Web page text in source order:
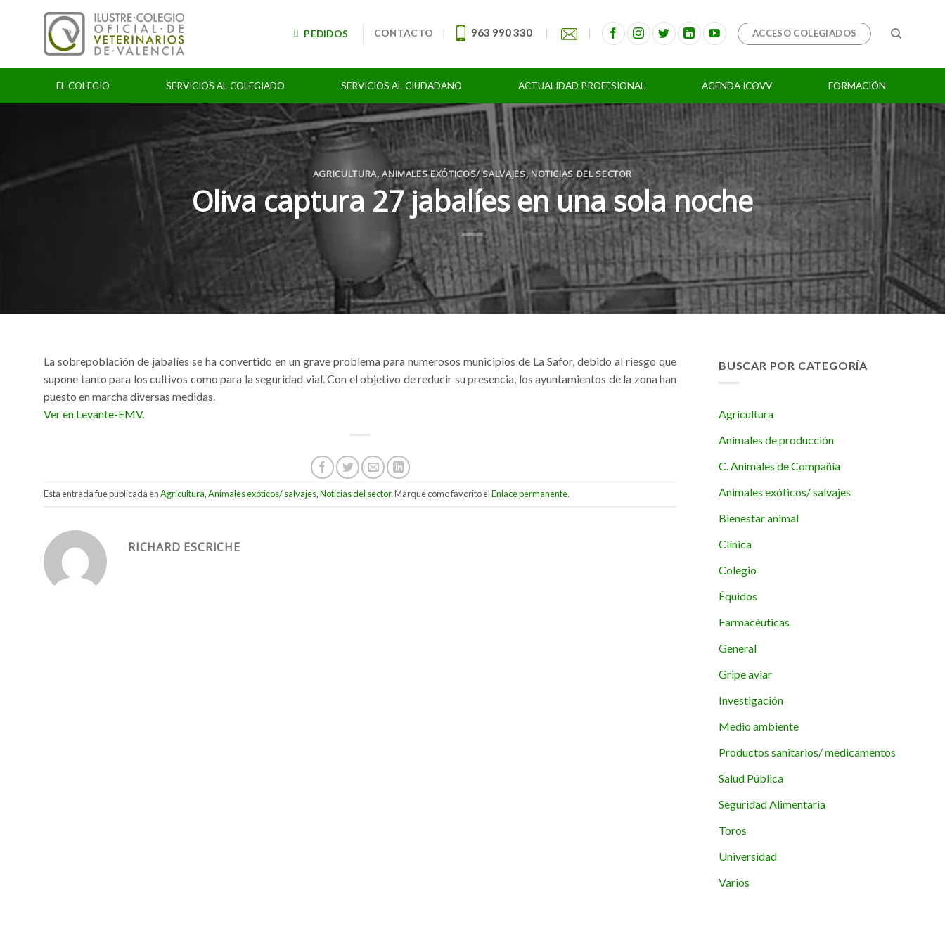
PEDIDOS CONTACTO | 963 990 330 | | ACCESO COLEGIADOS
EL COLEGIO SERVICIOS AL COLEGIADO SERVICIOS AL CIUDADANO ACTUALIDAD PROFESIONAL AGENDA ICOVV FORMACIÓN
AGRICULTURA,ANIMALES EXÓTICOS/ SALVAJES,NOTICIAS DEL SECTOR
Oliva captura 27 jabalíes en una sola noche
La sobrepoblación de jabalíes se ha convertido en un grave problema para numerosos municipios de La Safor, debido al riesgo que
supone tanto para los cultivos como para la seguridad vial. Con el objetivo de reducir su presencia, los ayuntamientos de la zona han
puesto en marcha diversas medidas.
Ver en Levante-EMV.
Esta entrada fue publicada enAgricultura,Animales exóticos/ salvajes,Noticias del sector. Marque como favorito elEnlace permanente.
RICHARD ESCRICHE
BUSCAR POR CATEGORÍA
Agricultura
Animales de producción
C. Animales de Compañía
Animales exóticos/ salvajes
Bienestar animal
Clínica
Colegio
Équidos
Farmacéuticas
General
Gripe aviar
Investigación
Medio ambiente
Productos sanitarios/ medicamentos
Salud Pública
Seguridad Alimentaria
Toros
Universidad
Varios